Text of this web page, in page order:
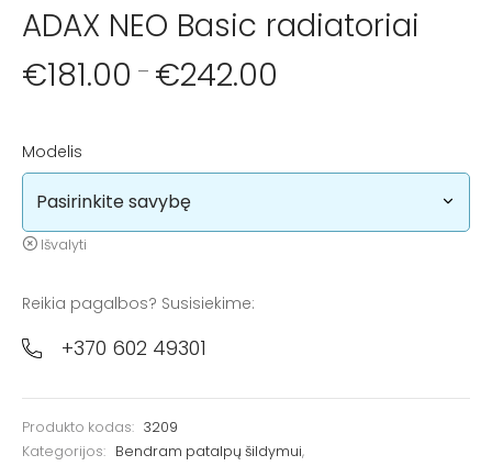
ADAX NEO Basic radiatoriai
€181.00 – €242.00
Modelis
Išvalyti
Reikia pagalbos? Susisiekime:
+370 602 49301
Produkto kodas: 3209
Kategorijos: Bendram patalpų šildymui,